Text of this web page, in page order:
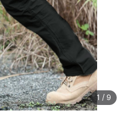
1 / 9